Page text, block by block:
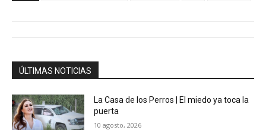
ÚLTIMAS NOTICIAS
La Casa de los Perros | El miedo ya toca la
puerta
10 agosto, 2026